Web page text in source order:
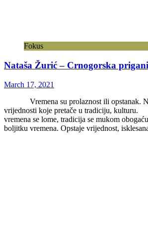
Fokus
Nataša Žurić – Crnogorska
March 17, 2021
Vremena su prolaznost ili opstanak.
vrijednosti koje pretače u tradiciju,
vremena se lome, tradicija se mukom
boljitku vremena. Opstaje vrijednost,